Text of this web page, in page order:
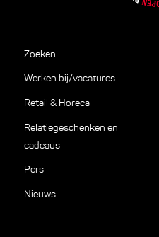
Zoeken
Werken bij/vacatures
Retail & Horeca
Relatiegeschenken en
cadeaus
Pers
Nieuws